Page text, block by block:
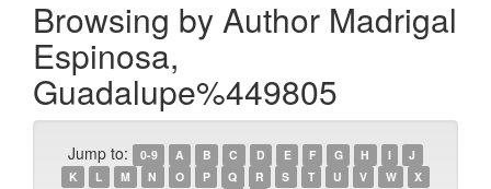
Browsing by Author Madrigal
Espinosa,
Guadalupe%449805
Jump to: 0-9 A B C D E F G H I
J
K
L M N O P Q R S T U V W
X